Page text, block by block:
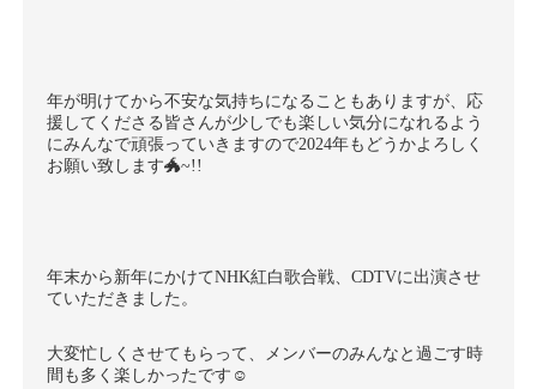
年が明けてから不安な気持ちになることもありますが、応
援してくださる皆さんが少しでも楽しい気分になれるよう
にみんなで頑張っていきますので2024年もどうかよろしく
お願い致します🐲~!!
年末から新年にかけてNHK紅白歌合戦、CDTVに出演させ
ていただきました。
大変忙しくさせてもらって、メンバーのみんなと過ごす時
間も多く楽しかったです☺︎